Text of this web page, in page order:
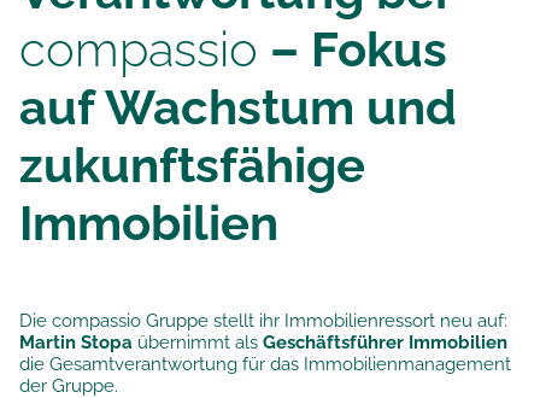
compassio – Fokus
auf Wachstum und
zukunftsfähige
Immobilien
Die compassio Gruppe stellt ihr Immobilienressort neu auf:
Martin Stopa übernimmt als Geschäftsführer Immobilien
die Gesamtverantwortung für das Immobilienmanagement
der Gruppe.